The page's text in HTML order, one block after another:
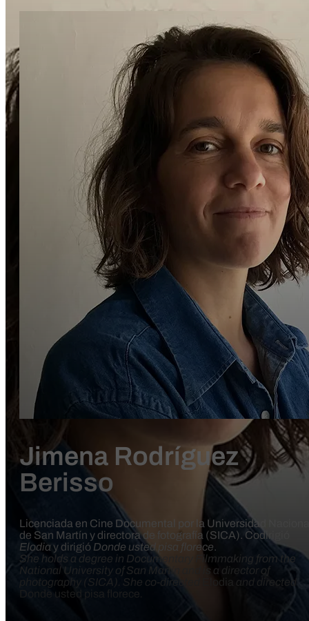
Jimena Rodríguez
Berisso
Licenciada en Cine Documental por la Universidad
de San Martín y directora de fotografía (SICA). Codirigió
Elodia y dirigió Donde usted pisa florece.
She holds a degree in Documentary Filmmaking from the
National University of San Martín and is a director of
photography (SICA). She co-directed
Elodia and directed
Donde usted pisa florece.